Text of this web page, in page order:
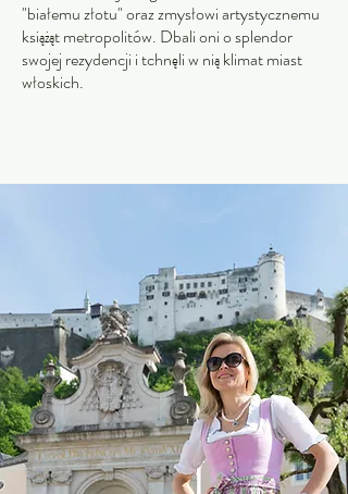
"białemu złotu" oraz zmysłowi artystycznemu
książąt metropolitów. Dbali oni o splendor
swojej rezydencji i tchnęli w nią klimat miast
włoskich.